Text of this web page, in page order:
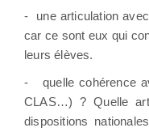
-
une articulation
car ce sont eux qui
leurs élèves.
- quelle cohérence
CLAS…) ? Quelle
dispositions